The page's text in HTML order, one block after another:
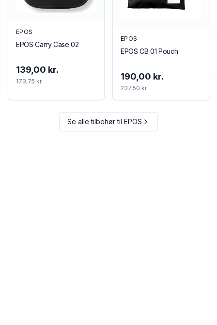
EPOS
EPOS Carry Case 02
139,00 kr.
173,75 kr.
EPOS
EPOS CB 01 Pouch
190,00 kr.
237,50 kr.
Se alle tilbehør til EPOS